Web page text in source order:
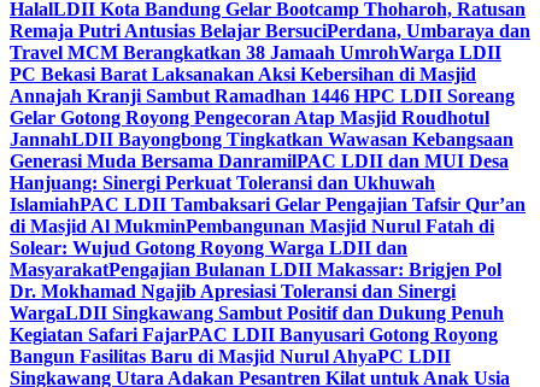
HalalLDII Kota Bandung Gelar Bootcamp Thoharoh, Ratusan
Remaja Putri Antusias Belajar BersuciPerdana, Umbaraya dan
Travel MCM Berangkatkan 38 Jamaah UmrohWarga LDII
PC Bekasi Barat Laksanakan Aksi Kebersihan di Masjid
Annajah Kranji Sambut Ramadhan 1446 HPC LDII Soreang
Gelar Gotong Royong Pengecoran Atap Masjid Roudhotul
JannahLDII Bayongbong Tingkatkan Wawasan Kebangsaan
Generasi Muda Bersama DanramilPAC LDII dan MUI Desa
Hanjuang: Sinergi Perkuat Toleransi dan Ukhuwah
IslamiahPAC LDII Tambaksari Gelar Pengajian Tafsir Qur’an
di Masjid Al MukminPembangunan Masjid Nurul Fatah di
Solear: Wujud Gotong Royong Warga LDII dan
MasyarakatPengajian Bulanan LDII Makassar: Brigjen Pol
Dr. Mokhamad Ngajib Apresiasi Toleransi dan Sinergi
WargaLDII Singkawang Sambut Positif dan Dukung Penuh
Kegiatan Safari FajarPAC LDII Banyusari Gotong Royong
Bangun Fasilitas Baru di Masjid Nurul AhyaPC LDII
Singkawang Utara Adakan Pesantren Kilat untuk Anak Usia